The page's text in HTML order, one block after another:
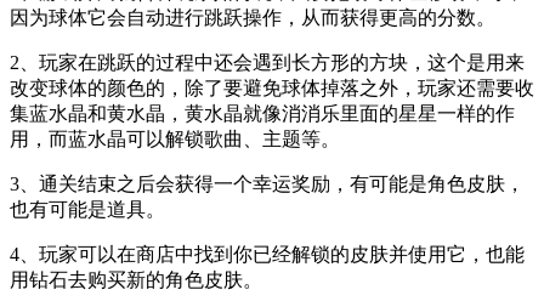
因为球体它会自动进行跳跃操作，从而获得更高的分数。
2、玩家在跳跃的过程中还会遇到长方形的方块，这个是用来
改变球体的颜色的，除了要避免球体掉落之外，玩家还需要收
集蓝水晶和黄水晶，黄水晶就像消消乐里面的星星一样的作
用，而蓝水晶可以解锁歌曲、主题等。
3、通关结束之后会获得一个幸运奖励，有可能是角色皮肤，
也有可能是道具。
4、玩家可以在商店中找到你已经解锁的皮肤并使用它，也能
用钻石去购买新的角色皮肤。